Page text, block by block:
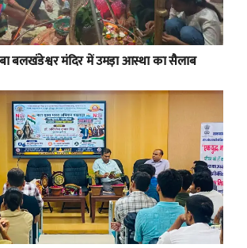
बलखंडेश्वर मंदिर में उमड़ा आस्था का सैलाब